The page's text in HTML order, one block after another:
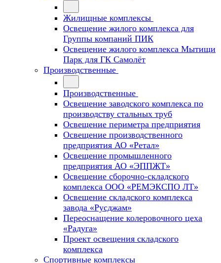
Жилищные комплексы
Освещение жилого комплекса для
Группы компаний ПИК
Освещение жилого комплекса Мытищи
Парк для ГК Самолёт
Производственные
Производственные
Освещение заводского комплекса по
производству стальных труб
Освещение периметра предприятия
Освещение производственного
предприятия АО «Ретал»
Освещение промышленного
предприятия АО «ЭППЖТ»
Освещение сборочно-складского
комплекса ООО «РЕМЭКСПО ЛТ»
Освещение складского комплекса
завода «Русджам»
Переоснащение колеровочного цеха
«Радуга»
Проект освещения складского
комплекса
Спортивные комплексы